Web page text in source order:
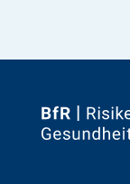
Zur